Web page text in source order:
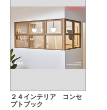
２４インテリア コンセ
プトブック